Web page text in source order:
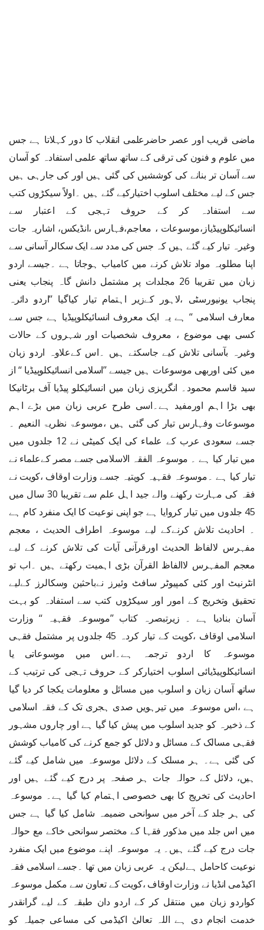
ماضی قریب اور عصر حاضرعلمی انقلاب کا دور کہلاتا ہے جس
میں علوم و فنون کی ترقی کے ساتھ ساتھ علمی استفادہ کو آسان
سے آسان تر بنانے کی کوششیں کی گئی ہیں اور کی جارہی ہیں
جس کے لیے مختلف اسلوب اختیارکیے گئے ہیں ۔اولاً سیکڑوں کتب
سے استفادہ کر کے حروف تہجی کے اعتبار سے
انسائیکلوپیڈیاز،موسوعات ، معاجم،فہارس ،انڈیکس، اشاریہ جات
وغیرہ تیار کیے گئے ہیں کہ جس کی مدد سے ایک سکالر آسانی سے
اپنا مطلوبہ مواد تلاش کرنے میں کامیاب ہوجاتا ہے ۔جیسے اردو
زبان میں تقریبا 26 مجلدات پر مشتمل دانش گاہ پنجاب یعنی
پنجاب یونیورسٹی ،لاہور کےزیر اہتمام تیار کیاگیا ’’اردو دائرہ
معارف اسلامی ‘‘ ہے یہ ایک معروف انسائیکلوپیڈیا ہے جس سے
کسی بھی موضوع ، معروف شخصیات اور شہروں کے حالات
وغیرہ بآسانی تلاش کیے جاسکتے ہیں ۔اس کےعلاوہ اردو زبان
میں کئی اوربھی موسوعات ہیں جیسے ’’اسلامی انسائیکلوپیڈیا ‘‘ از
سید قاسم محمود۔ انگریزی زبان میں انسائیکلو پیڈیا آف برٹانیکا
بھی بڑا اہم اورمفید ہے۔اسی طرح عربی زبان میں بڑے اہم
موسوعات وفہارس تیار کی گئی ہیں ،موسوعۃ نظریۃ النعیم ۔
جسے سعودی عرب کے علماء کی ایک کمیٹی نے 12 جلدوں میں
میں تیار کیا ہے ۔ موسوعہ الفقہ الاسلامی جسے مصر کےعلماء نے
تیار کیا ہے ۔موسوعہ فقہیہ کویتیہ جسے وزارت اوقاف ،کویت نے
فقہ کی مہارت رکھنے والے جید اہل علم سے تقریبا 30 سال میں
45 جلدوں میں تیار کروایا ہے جو اپنی نوعیت کا ایک منفرد کام ہے
۔ احادیث تلاش کرنےکے لیے موسوعہ اطراف الحدیث ، معجم
مفہرس لالفاظ الحدیث اورقرآنی آیات کی تلاش کرنے کے لیے
معجم المفہرس لاالفاظ القرآن بڑی اہمیت رکھتے ہیں ۔اب تو
انٹرنیٹ اور کئی کمپیوٹر سافٹ وئیرز نےباحثین وسکالرز کےلیے
تحقیق وتخریج کے امور اور سیکڑوں کتب سے استفادہ کو بہت
آسان بنادیا ہے ۔ زیرتبصرہ کتاب ’’موسوعہ فقہیہ ‘‘ وزارت
اسلامی اوقاف ،کویت کے تیار کردہ 45 جلدوں پر مشتمل فقہی
موسوعہ کا اردو ترجمہ ہے۔اس میں موسوعاتی یا
انسائیکلوپیڈیائی اسلوب اختیارکر کے حروف تہجی کی ترتیب کے
ساتھ آسان زبان و اسلوب میں مسائل و معلومات یکجا کر دیا گیا
ہے ،اس موسوعہ میں تیرہویں صدی ہجری تک کے فقہ اسلامی
کے ذخیرہ کو جدید اسلوب میں پیش کیا گیا ہے اور چاروں مشہور
فقہی مسالک کے مسائل و دلائل کو جمع کرنے کی کامیاب کوشش
کی گئی ہے۔ ہر مسلک کے دلائل موسوعہ میں شامل کیے گئے
ہیں، دلائل کے حوالہ جات ہر صفحہ پر درج کیے گئے ہیں اور
احادیث کی تخریج کا بھی خصوصی اہتمام کیا گیا ہے۔ موسوعہ
کی ہر جلد کے آخر میں سوانحی ضمیمہ شامل کیا گیا ہے جس
میں اس جلد میں مذکور فقہا کے مختصر سوانحی خاکے مع حوالہ
جات درج کیے گئے ہیں۔ یہ موسوعہ اپنے موضوع میں ایک منفرد
نوعیت کاحامل ہےلیکن یہ عربی زبان میں تھا ۔جسے اسلامی فقہ
اکیڈمی انڈیا نے وزارت اوقاف ،کویت کے تعاون سے مکمل موسوعہ
کواردو زبان میں منتقل کر کے اردو دان طبقہ کے لیے گرانقدر
خدمت انجام دی ہے اللہ تعالیٰ اکیڈمی کی مساعی جمیلہ کو